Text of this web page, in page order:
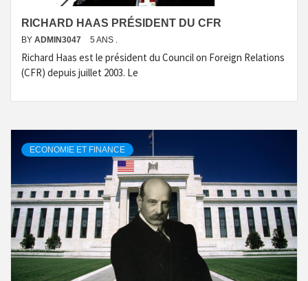
RICHARD HAAS PRÉSIDENT DU CFR
BY ADMIN3047 5 ANS .
Richard Haas est le président du Council on Foreign Relations
(CFR) depuis juillet 2003. Le
ECONOMIE ET FINANCE